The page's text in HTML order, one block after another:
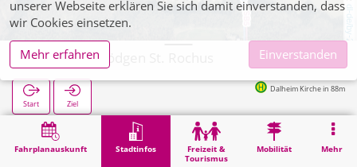
dl-de/by-2-0
Fahrplanauskunft Stadtinfos
Freizeit &
Tourismus
Mobilität Mehr
Wegberg, Rödgen St. Rochus
Start Ziel
Dalheim Kirche in 88m
Stadtinfos Wegberg, Rödgen St. Rochus
unserer Webseite erklären Sie sich damit einverstanden, dass
wir Cookies einsetzen.
Mehr erfahren
Einverstanden